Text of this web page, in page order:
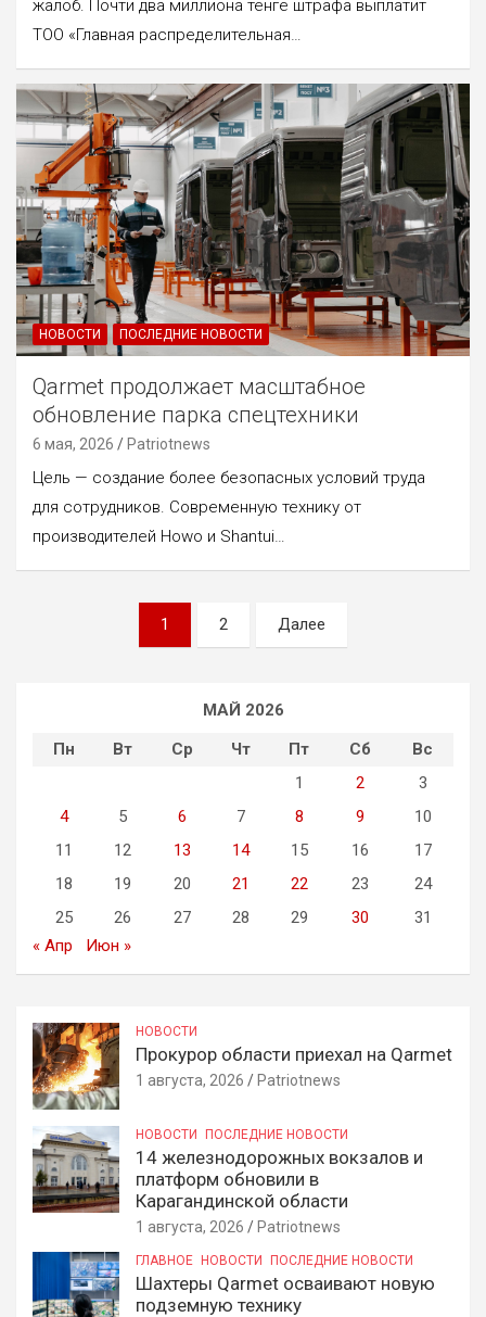
жалоб. Почти два миллиона тенге штрафа выплатит
ТОО «Главная распределительная…
НОВОСТИ ПОСЛЕДНИЕ НОВОСТИ
Qarmet продолжает масштабное
обновление парка спецтехники
6 мая, 2026 Patriotnews
Цель — создание более безопасных условий труда
для сотрудников. Современную технику от
производителей Howo и Shantui…
1 2 Далее
МАЙ 2026
Пн
Вт Ср Чт Пт Сб
Вс
1
2
3
4
5 6 7 8 9
10
11
12 13 14 15 16
17
18
19 20 21 22 23
24
25
26 27 28 29 30
31
« Апр
Июн »
НОВОСТИ
Прокурор области приехал на Qarmet
1 августа, 2026 Patriotnews
НОВОСТИ ПОСЛЕДНИЕ НОВОСТИ
14 железнодорожных вокзалов и
платформ обновили в
Карагандинской области
1 августа, 2026 Patriotnews
ГЛАВНОЕ НОВОСТИ ПОСЛЕДНИЕ НОВОСТИ
Шахтеры Qarmet осваивают новую
подземную технику